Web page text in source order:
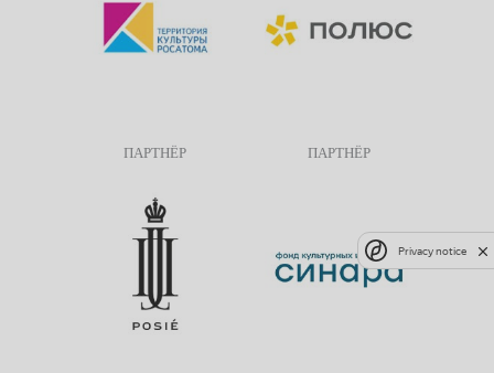
ПАРТНЁР ПАРТНЁР
Privacy notice